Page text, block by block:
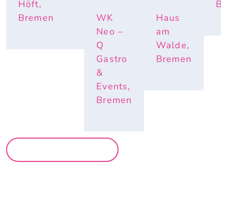
Höft,
Bremen
WK
Neo –
Q
Gastro
&
Events,
Bremen
Haus
am
Walde,
Bremen